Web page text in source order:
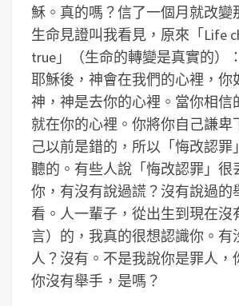
穌。真的嗎？信了一個月就改變
生命見證叫我看見，原來「Life
true」（生命的轉變是真實的）
耶穌後，神會在我們的心裡，你
神，神是去你的心裡。當你相信
就在你的心裡。你將你自己謙卑
己以前是錯的，所以「悔改認罪
聽的。有些人說「悔改認罪」很
你，有沒有說過謊？沒有說過的
看。人一輩子，從出生到現在沒
言）的，我真的很想認識你。有
人？沒有。不是我說你是罪人，
你沒有舉手，是嗎？